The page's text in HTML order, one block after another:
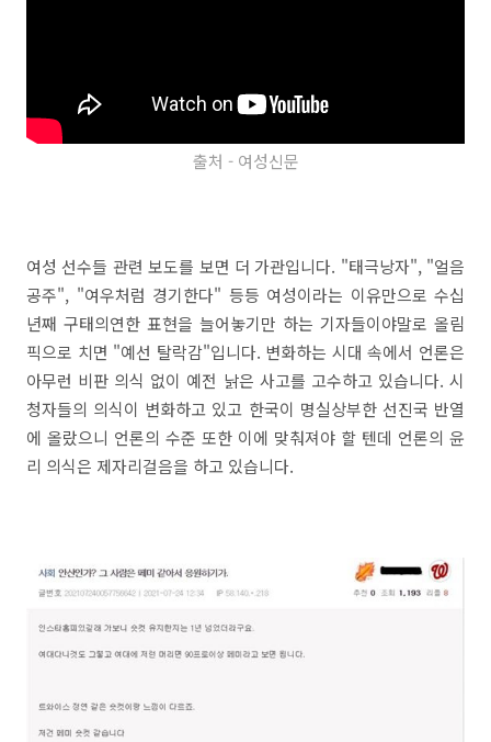
출처 - 여성신문
여성 선수들 관련 보도를 보면 더 가관입니다. "태극낭자", "얼음
공주", "여우처럼 경기한다" 등등 여성이라는 이유만으로 수십
년째 구태의연한 표현을 늘어놓기만 하는 기자들이야말로 올림
픽으로 치면 "예선 탈락감"입니다. 변화하는 시대 속에서 언론은
아무런 비판 의식 없이 예전 낡은 사고를 고수하고 있습니다. 시
청자들의 의식이 변화하고 있고 한국이 명실상부한 선진국 반열
에 올랐으니 언론의 수준 또한 이에 맞춰져야 할 텐데 언론의 윤
리 의식은 제자리걸음을 하고 있습니다.